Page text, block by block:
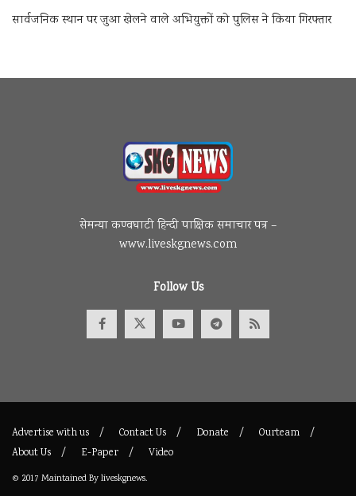
सार्वजनिक स्थान पर जुआ खेलने वाले अभियुक्तों को पुलिस ने किया गिरफ्तार
सेमन्या कण्वघाटी हिन्दी पाक्षिक समाचार पत्र –
www.liveskgnews.com
Follow Us
Advertise with us Contact Us Donate
Ourteam
About Us
E-Paper Video
© 2017 Maintained Byliveskgnews.